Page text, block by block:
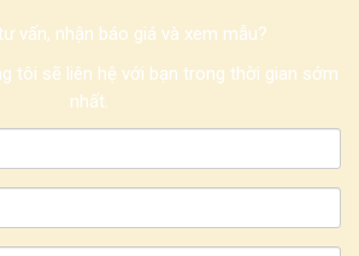
vấn, nhận báo giá và xem mẫu?
tôi sẽ liên hệ với bạn trong thời gian sớm
nhất.